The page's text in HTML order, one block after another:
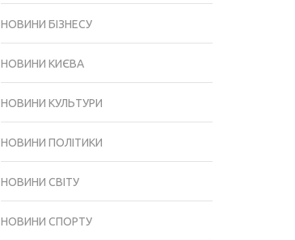
НОВИНИ БІЗНЕСУ
НОВИНИ КИЄВА
НОВИНИ КУЛЬТУРИ
НОВИНИ ПОЛІТИКИ
НОВИНИ СВІТУ
НОВИНИ СПОРТУ